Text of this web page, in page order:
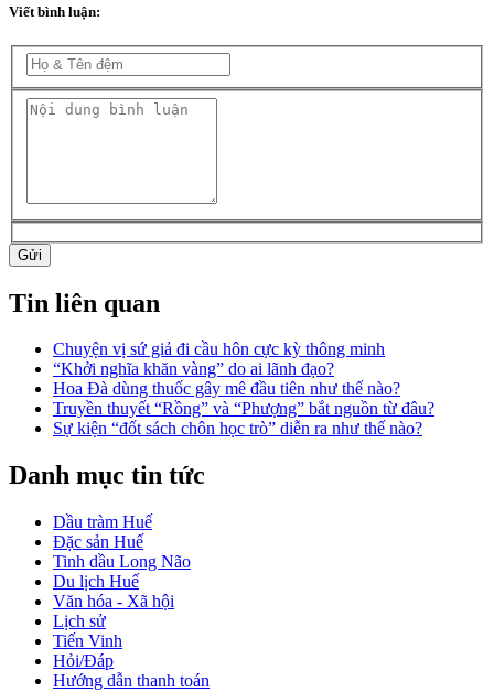
Viết bình luận:
Gửi
Tin liên quan
Chuyện vị sứ giả đi cầu hôn cực kỳ thông minh
“Khởi nghĩa khăn vàng” do ai lãnh đạo?
Hoa Đà dùng thuốc gây mê đầu tiên như thế nào?
Truyền thuyết “Rồng” và “Phượng” bắt nguồn từ đâu?
Sự kiện “đốt sách chôn học trò” diễn ra như thế nào?
Danh mục tin tức
Dầu tràm Huế
Đặc sản Huế
Tinh dầu Long Não
Du lịch Huế
Văn hóa - Xã hội
Lịch sử
Tiến Vinh
Hỏi/Đáp
Hướng dẫn thanh toán